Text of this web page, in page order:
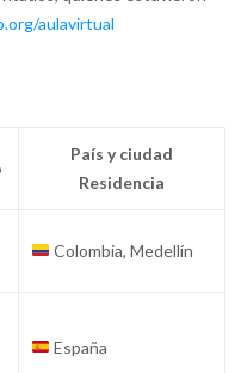
aulavirtual
País y ciudad
Residencia
Colombia, Medellín
España